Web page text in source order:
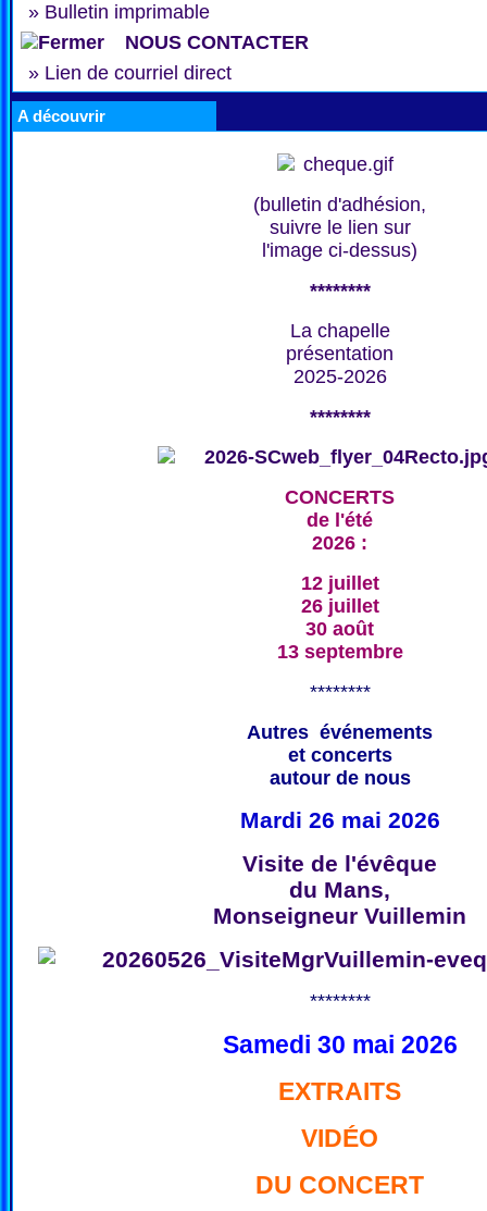
» Bulletin imprimable
NOUS CONTACTER
» Lien de courriel direct
A découvrir
(bulletin d'adhésion,
suivre le lien sur
l'image ci-dessus)
********
La chapelle
présentation
2025-2026
********
CONCERTS
de l'été
2026 :
12 juillet
26 juillet
30 août
13 septembre
********
Autres événements
et concerts
autour de nous
Mardi 26 mai 2026
Visite de l'évêque
du Mans,
Monseigneur Vuillemin
********
Samedi 30 mai 2026
EXTRAITS
VIDÉO
DU CONCERT